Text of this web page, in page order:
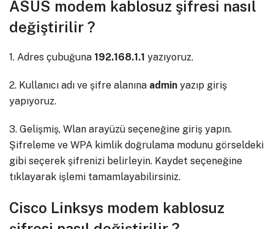
ASUS modem kablosuz şifresi nasıl
değiştirilir ?
1. Adres çubuğuna 192.168.1.1 yazıyoruz.
2. Kullanıcı adı ve şifre alanına admin yazıp giriş
yapıyoruz.
3. Gelişmiş, Wlan arayüzü seçeneğine giriş yapın.
Şifreleme ve WPA kimlik doğrulama modunu görseldeki
gibi seçerek şifrenizi belirleyin. Kaydet seçeneğine
tıklayarak işlemi tamamlayabilirsiniz.
Cisco Linksys modem kablosuz